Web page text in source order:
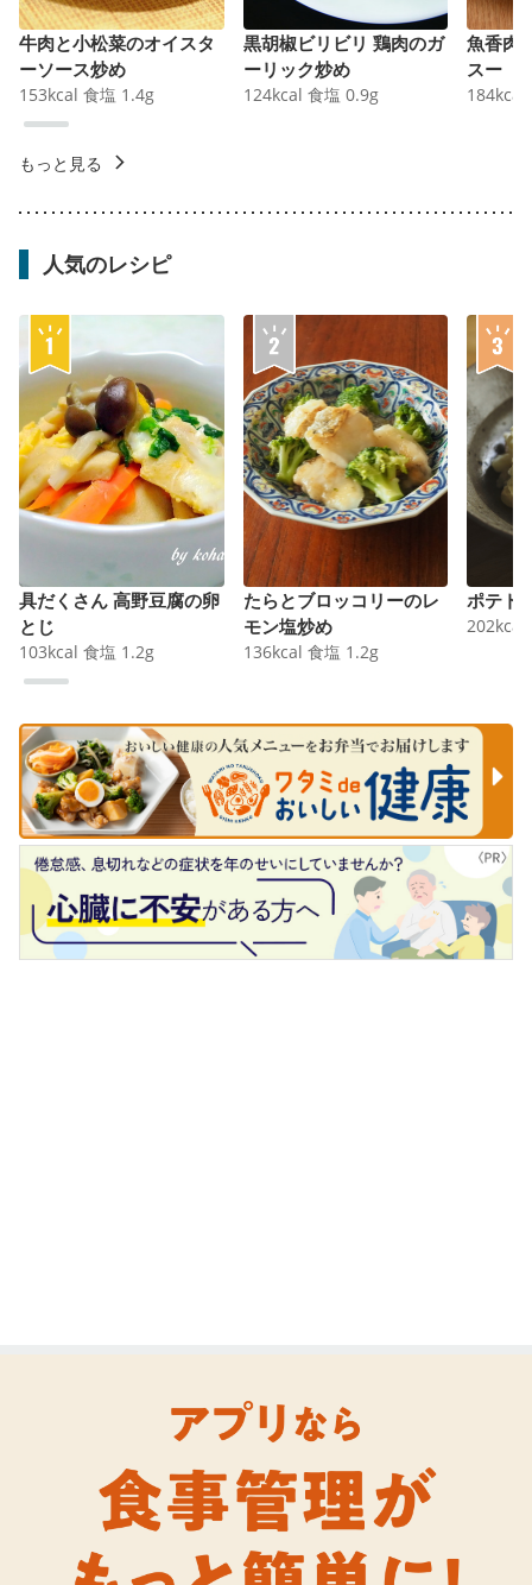
牛肉と小松菜のオイスタ
ーソース炒め
153kcal 食塩 1.4g
黒胡椒ビリビリ 鶏肉のガ
ーリック炒め
124kcal 食塩 0.9g
魚香肉
スー
184kcal
もっと見る
人気のレシピ
具だくさん 高野豆腐の卵
とじ
103kcal 食塩 1.2g
たらとブロッコリーのレ
モン塩炒め
136kcal 食塩 1.2g
ポテト
202kcal